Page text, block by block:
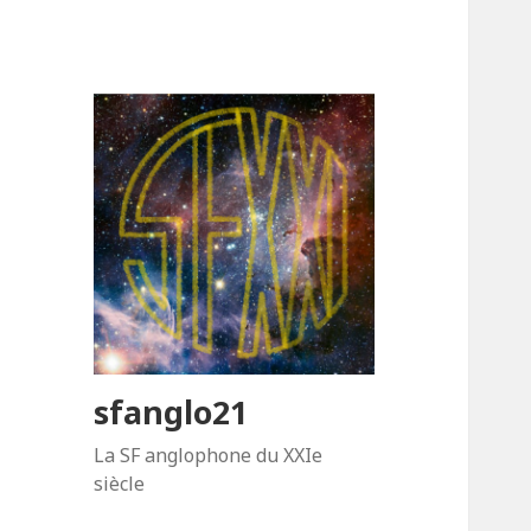
sfanglo21
La SF anglophone du XXIe
siècle